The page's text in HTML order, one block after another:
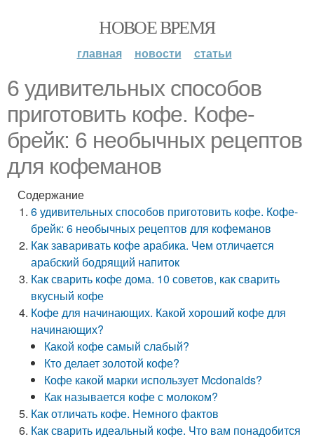
НОВОЕ ВРЕМЯ
главная новости статьи
6 удивительных способов
приготовить кофе. Кофе-
брейк: 6 необычных рецептов
для кофеманов
Содержание
6 удивительных способов приготовить кофе. Кофе-
брейк: 6 необычных рецептов для кофеманов
Как заваривать кофе арабика. Чем отличается
арабский бодрящий напиток
Как сварить кофе дома. 10 советов, как сварить
вкусный кофе
Кофе для начинающих. Какой хороший кофе для
начинающих?
Какой кофе самый слабый?
Кто делает золотой кофе?
Кофе какой марки использует Mcdonalds?
Как называется кофе с молоком?
Как отличать кофе. Немного фактов
Как сварить идеальный кофе. Что вам понадобится